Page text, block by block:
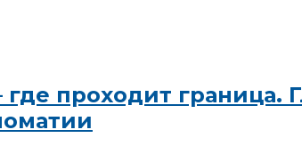
где проходит